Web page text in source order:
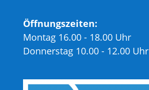
Öffnungszeiten:
Montag 16.00 - 18.00 Uhr
Donnerstag 10.00 - 12.00 Uhr